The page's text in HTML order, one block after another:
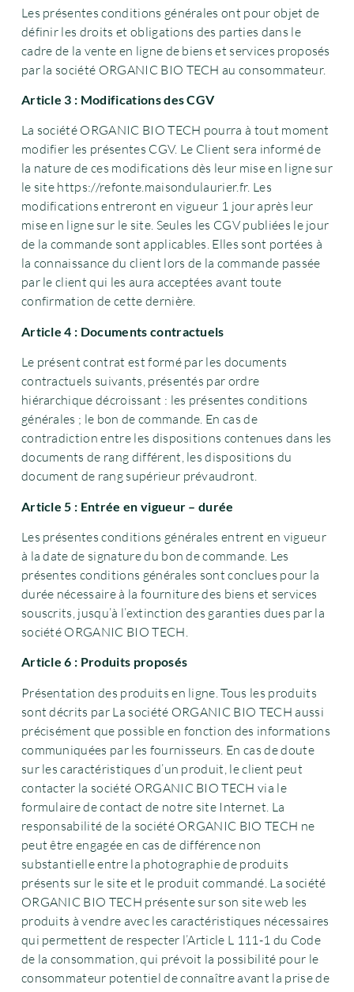
Les présentes conditions générales ont pour objet de
définir les droits et obligations des parties dans le
cadre de la vente en ligne de biens et services proposés
par la société ORGANIC BIO TECH au consommateur.
Article 3 : Modifications des CGV
La société ORGANIC BIO TECH pourra à tout moment
modifier les présentes CGV. Le Client sera informé de
la nature de ces modifications dès leur mise en ligne sur
le site https://refonte.maisondulaurier.fr. Les
modifications entreront en vigueur 1 jour après leur
mise en ligne sur le site. Seules les CGV publiées le jour
de la commande sont applicables. Elles sont portées à
la connaissance du client lors de la commande passée
par le client qui les aura acceptées avant toute
confirmation de cette dernière.
Article 4 : Documents contractuels
Le présent contrat est formé par les documents
contractuels suivants, présentés par ordre
hiérarchique décroissant : les présentes conditions
générales ; le bon de commande. En cas de
contradiction entre les dispositions contenues dans les
documents de rang différent, les dispositions du
document de rang supérieur prévaudront.
Article 5 : Entrée en vigueur – durée
Les présentes conditions générales entrent en vigueur
à la date de signature du bon de commande. Les
présentes conditions générales sont conclues pour la
durée nécessaire à la fourniture des biens et services
souscrits, jusqu’à l’extinction des garanties dues par la
société ORGANIC BIO TECH.
Article 6 : Produits proposés
Présentation des produits en ligne. Tous les produits
sont décrits par La société ORGANIC BIO TECH aussi
précisément que possible en fonction des informations
communiquées par les fournisseurs. En cas de doute
sur les caractéristiques d’un produit, le client peut
contacter la société ORGANIC BIO TECH via le
formulaire de contact de notre site Internet. La
responsabilité de la société ORGANIC BIO TECH ne
peut être engagée en cas de différence non
substantielle entre la photographie de produits
présents sur le site et le produit commandé. La société
ORGANIC BIO TECH présente sur son site web les
produits à vendre avec les caractéristiques nécessaires
qui permettent de respecter l’Article L 111-1 du Code
de la consommation, qui prévoit la possibilité pour le
consommateur potentiel de connaître avant la prise de